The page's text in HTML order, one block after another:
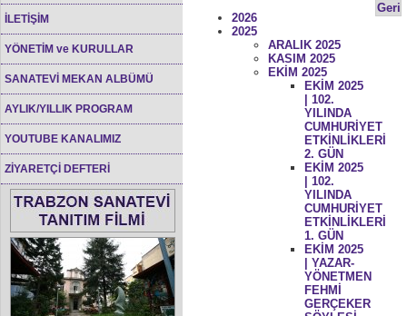
İLETİŞİM
YÖNETİM ve KURULLAR
SANATEVİ MEKAN ALBÜMÜ
AYLIK/YILLIK PROGRAM
YOUTUBE KANALIMIZ
ZİYARETÇİ DEFTERİ
Geri
2026
2025
ARALIK 2025
KASIM 2025
EKİM 2025
EKİM 2025
| 102.
YILINDA
CUMHURİYET
ETKİNLİKLERİ
2. GÜN
EKİM 2025
| 102.
YILINDA
CUMHURİYET
ETKİNLİKLERİ
1. GÜN
EKİM 2025
| YAZAR-
YÖNETMEN
FEHMİ
GERÇEKER